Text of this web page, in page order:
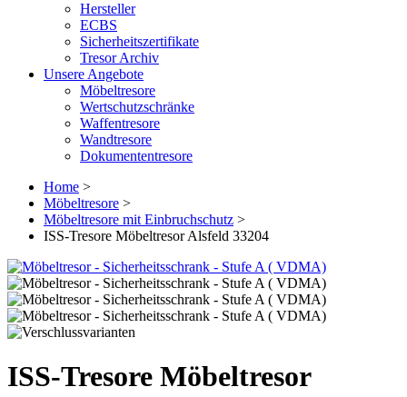
Hersteller
ECBS
Sicherheitszertifikate
Tresor Archiv
Unsere Angebote
Möbeltresore
Wertschutzschränke
Waffentresore
Wandtresore
Dokumententresore
Home >
Möbeltresore >
Möbeltresore mit Einbruchschutz >
ISS-Tresore Möbeltresor Alsfeld 33204
ISS-Tresore Möbeltresor